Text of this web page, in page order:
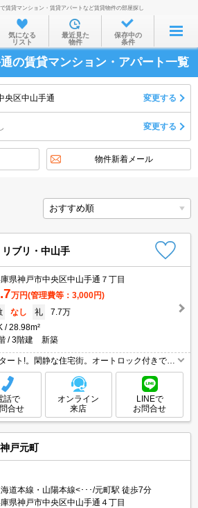
お部屋を探す
沿線・駅から
住所から
家賃相場から
物件特集から
不動産会社から
TOP
賃貸マンション・賃貸アパートなど賃貸物件の部屋探し
気になる
リスト
最近見た
物件
保存中の
条件
の賃貸マンション・アパート一覧
央区中山手通 変更する
変更する
物件新着メール
リブリ・中山手
県神戸市中央区中山手通７丁目
万円(管理費等：3,000円)
なし 礼
7.7万
28.98m²
3階建 新築
ート!。閑静な住宅街。オートロック付きで、
ーホンで安心生活を!。設備に注目!人気のア
ぷりでお部屋が広く使えますよ。
話で
合せ
オンライン
来店
LINEで
お問合せ
戸元町
道本線・山陽本線<･･･/元町駅 徒歩7分
県神戸市中央区中山手通４丁目